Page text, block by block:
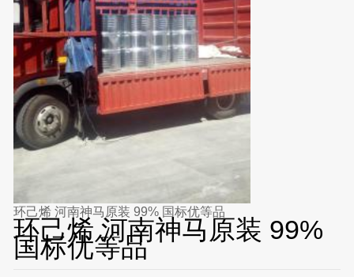
环己烯 河南神马原装 99% 国标优等品
环己烯 河南神马原装 99%
国标优等品